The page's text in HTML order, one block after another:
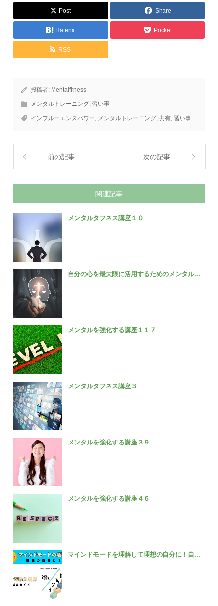
Post Share
Hatena Pocket
RSS
投稿者: Mentalfitness
メンタルトレーニング,習い事
インフルーエンスパワー, メンタルトレーニング,共有,習い事
前の記事 次の記事
関連記事
メンタルタフネス講座１０
自分の心を最大限に活用するためのメンタル...
メンタルを強化する講座１１７
メンタルタフネス講座３
メンタルを強化する講座３９
メンタルを強化する講座４６
マインドモードを理解して理想の自分に！自...